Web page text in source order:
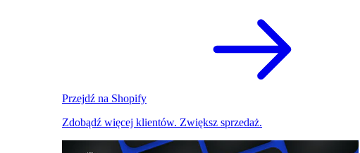
Przejdź na Shopify
Zdobądź więcej klientów. Zwiększ sprzedaż.